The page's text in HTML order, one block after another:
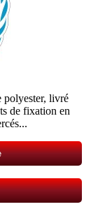
polyester, livré
de fixation en